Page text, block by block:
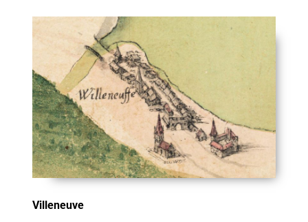
Villeneuve